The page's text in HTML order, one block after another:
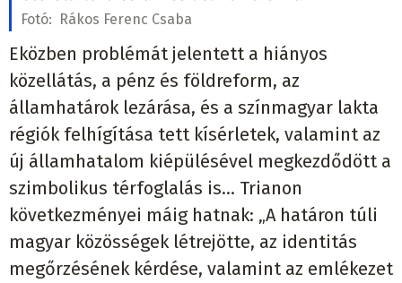
Fotó: Rákos Ferenc Csaba
Eközben problémát jelentett a hiányos
közellátás, a pénz és földreform, az
államhatárok lezárása, és a színmagyar lakta
régiók felhígítása tett kísérletek, valamint az
új államhatalom kiépülésével megkezdődött a
szimbolikus térfoglalás is... Trianon
következményei máig hatnak: „A határon túli
magyar közösségek létrejötte, az identitás
megőrzésének kérdése, valamint az emlékezet